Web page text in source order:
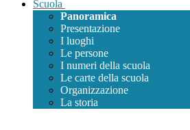
Scuola
Panoramica
Presentazione
I luoghi
Le persone
I numeri della scuola
Le carte della scuola
Organizzazione
La storia